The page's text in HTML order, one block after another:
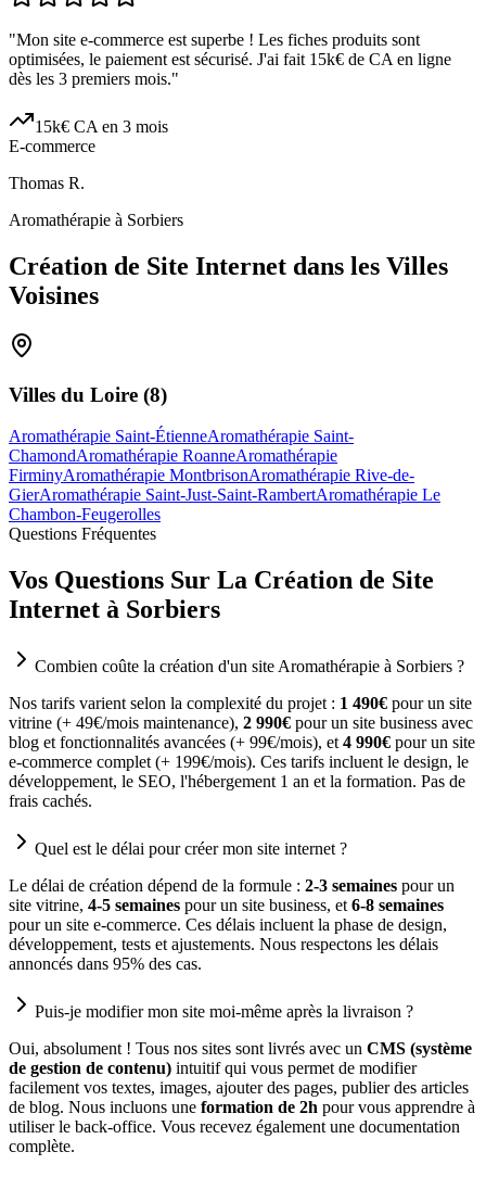
"Mon site e-commerce est superbe ! Les fiches produits sont
optimisées, le paiement est sécurisé. J'ai fait 15k€ de CA en ligne
dès les 3 premiers mois."
15k€ CA en 3 mois
E-commerce
Thomas R.
Aromathérapie à Sorbiers
Création de Site Internet dans les Villes
Voisines
Villes du Loire (8)
Aromathérapie Saint-ÉtienneAromathérapie Saint-
ChamondAromathérapie RoanneAromathérapie
FirminyAromathérapie MontbrisonAromathérapie Rive-de-
GierAromathérapie Saint-Just-Saint-RambertAromathérapie Le
Chambon-Feugerolles
Questions Fréquentes
Vos Questions Sur La Création de Site
Internet à Sorbiers
Combien coûte la création d'un site Aromathérapie à Sorbiers ?
Nos tarifs varient selon la complexité du projet : 1 490€ pour un site
vitrine (+ 49€/mois maintenance), 2 990€ pour un site business avec
blog et fonctionnalités avancées (+ 99€/mois), et 4 990€ pour un site
e-commerce complet (+ 199€/mois). Ces tarifs incluent le design, le
développement, le SEO, l'hébergement 1 an et la formation. Pas de
frais cachés.
Quel est le délai pour créer mon site internet ?
Le délai de création dépend de la formule : 2-3 semaines pour un
site vitrine, 4-5 semaines pour un site business, et 6-8 semaines
pour un site e-commerce. Ces délais incluent la phase de design,
développement, tests et ajustements. Nous respectons les délais
annoncés dans 95% des cas.
Puis-je modifier mon site moi-même après la livraison ?
Oui, absolument ! Tous nos sites sont livrés avec un CMS (système
de gestion de contenu) intuitif qui vous permet de modifier
facilement vos textes, images, ajouter des pages, publier des articles
de blog. Nous incluons une formation de 2h pour vous apprendre à
utiliser le back-office. Vous recevez également une documentation
complète.